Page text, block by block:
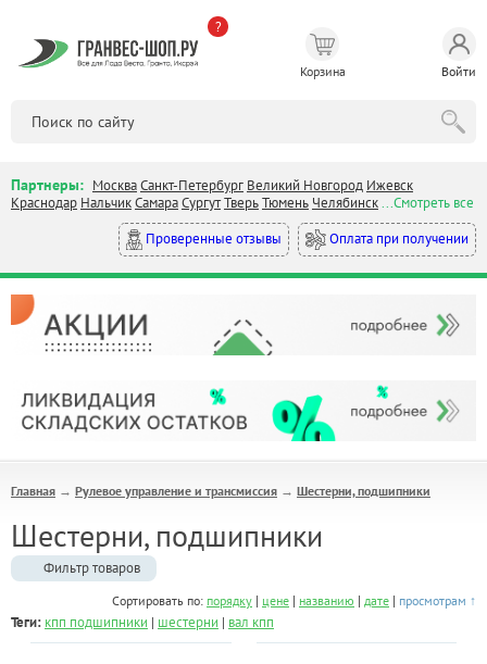
?
Корзина Войти
Партнеры: МоскваСанкт-Петербург Великий Новгород Ижевск
Краснодар НальчикСамараСургутТверьТюмень Челябинск...Смотреть все
Проверенные отзывы
Оплата при получении
Главная → Рулевое управление и трансмиссия → Шестерни, подшипники
Шестерни, подшипники
Фильтр товаров
Сортировать по: порядку | цене | названию | дате | просмотрам ↑
Теги: кпп подшипники | шестерни | вал кпп